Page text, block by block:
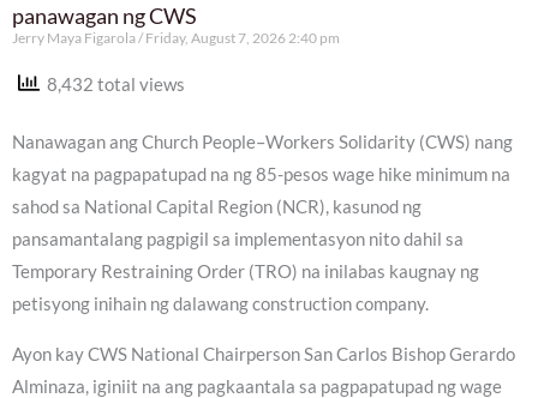
panawagan ng CWS
Jerry Maya Figarola Friday, August 7, 2026 2:40 pm
8,432 total views
Nanawagan ang Church People–Workers Solidarity (CWS) nang
kagyat na pagpapatupad na ng 85-pesos wage hike minimum na
sahod sa National Capital Region (NCR), kasunod ng
pansamantalang pagpigil sa implementasyon nito dahil sa
Temporary Restraining Order (TRO) na inilabas kaugnay ng
petisyong inihain ng dalawang construction company.
Ayon kay CWS National Chairperson San Carlos Bishop Gerardo
Alminaza, iginiit na ang pagkaantala sa pagpapatupad ng wage